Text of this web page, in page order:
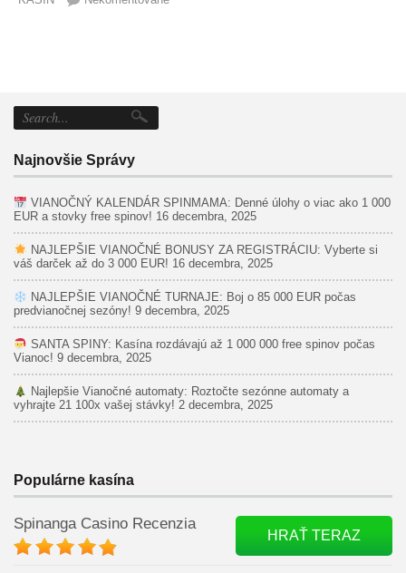
Najnovšie Správy
VIANOČNÝ KALENDÁR SPINMAMA: Denné úlohy o viac ako 1 000
EUR a stovky free spinov! 16 decembra, 2025
NAJLEPŠIE VIANOČNÉ BONUSY ZA REGISTRÁCIU: Vyberte si
váš darček až do 3 000 EUR! 16 decembra, 2025
NAJLEPŠIE VIANOČNÉ TURNAJE: Boj o 85 000 EUR počas
predvianočnej sezóny! 9 decembra, 2025
SANTA SPINY: Kasína rozdávajú až 1 000 000 free spinov počas
Vianoc! 9 decembra, 2025
Najlepšie Vianočné automaty: Roztočte sezónne automaty a
vyhrajte 21 100x vašej stávky! 2 decembra, 2025
Populárne kasína
Spinanga Casino Recenzia
HRAŤ TERAZ